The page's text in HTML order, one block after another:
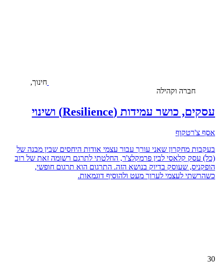
חינוך,
חברה וקהילה
עסקים, כושר עמידות (Resilience) ושינוי
אסף צ'רטקוף
בעקבות מחקרון שאני עורך עבור עצמי אודות היחסים שבין מבנה של
(כל) עסק קלאסי לבין פרמקלצ'ר, החלטתי לתרגם רשומה זאת של רוב
הופקניס, שעוסק בדיוק בנושא הזה. התרגום הוא תרגום חופשי,
כשהרשתי לעצמי לערוך מעט ולהוסיף דוגמאות.
30